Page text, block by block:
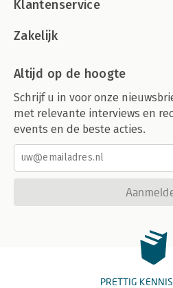
Klantenservice
Zakelijk
Altijd op de hoogte
Schrijf u in voor onze
met relevante interviews en
events en de beste acties.
PRETTIG